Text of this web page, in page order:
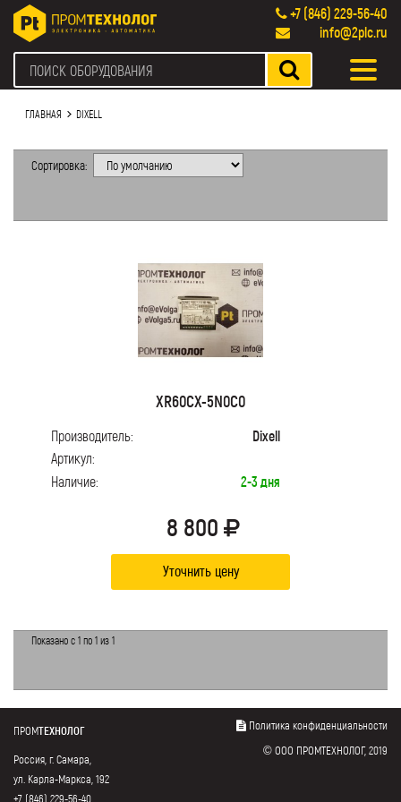
+7 (846) 229-56-40
info@2plc.ru
ГЛАВНАЯ DIXELL
Сортировка:
XR60CX-5N0C0
Производитель:
Dixell
Артикул:
Наличие:
2-3 дня
8 800
Уточнить цену
Показано с 1 по 1 из 1
ПРОМТЕХНОЛОГ
Россия, г. Самара,
ул. Карла-Маркса, 192
+7 (846) 229-56-40
Политика конфиденциальности
© ООО ПРОМТЕХНОЛОГ, 2019